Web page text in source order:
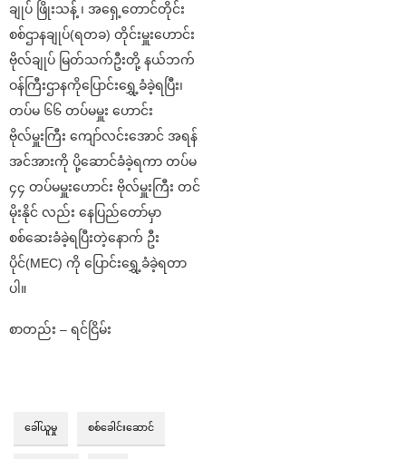
ချုပ် ဖြိုးသန့် ၊ အရှေ့တောင်တိုင်း
စစ်ဌာနချုပ်(ရတခ) တိုင်းမှူးဟောင်း
ဗိုလ်ချုပ် မြတ်သက်ဦးတို့ နယ်ဘက်
ဝန်ကြီးဌာနကိုပြောင်းရွှေ့ခံခဲ့ရပြီး၊
တပ်မ ၆၆ တပ်မမှူး ဟောင်း
ဗိုလ်မှူးကြီး ကျော်လင်းအောင် အရန်
အင်အားကို ပို့ဆောင်ခံခဲ့ရကာ တပ်မ
၄၄ တပ်မမှူးဟောင်း ဗိုလ်မှူးကြီး တင်
မိုးနိုင် လည်း နေပြည်တော်မှာ
စစ်ဆေးခံခဲ့ရပြီးတဲ့နောက် ဦး
ပိုင်(MEC) ကို ပြောင်းရွှေ့ခံခဲ့ရတာ
ပါ။
စာတည်း – ရင်ငြိမ်း
ခေါ်ယူမှု စစ်ခေါင်းဆောင်